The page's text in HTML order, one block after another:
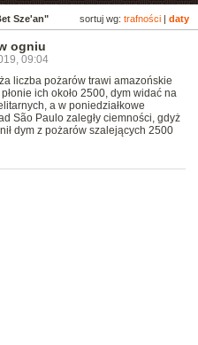
sortuj wg: trafności daty
Sze'an"
ogniu
09:04
liczba pożarów trawi amazońskie
ich około 2500, dym widać na
a w poniedziałkowe
São Paulo zaległy ciemności, gdyż
dym z pożarów szalejących 2500